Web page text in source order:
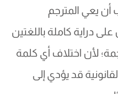
يعي المترجم
دراية كاملة باللغتين
لأن اختلاف أي كلمة
قد يؤدي إلى